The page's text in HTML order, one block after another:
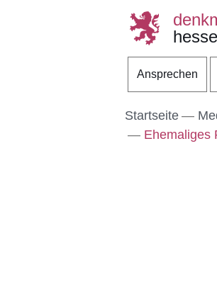
Direkt
Direkt
Direkt
Ansprechen
Startseite
Ehemaliges